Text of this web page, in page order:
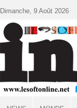
Dimanche, 9 Août 2026